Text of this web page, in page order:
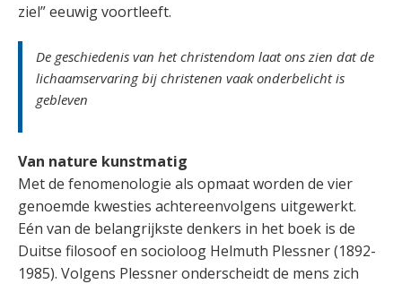
ziel” eeuwig voortleeft.
De geschiedenis van het christendom laat ons zien dat de
lichaamservaring bij christenen vaak onderbelicht is
gebleven
Van nature kunstmatig
Met de fenomenologie als opmaat worden de vier
genoemde kwesties achtereenvolgens uitgewerkt.
Eén van de belangrijkste denkers in het boek is de
Duitse filosoof en socioloog Helmuth Plessner (1892-
1985). Volgens Plessner onderscheidt de mens zich